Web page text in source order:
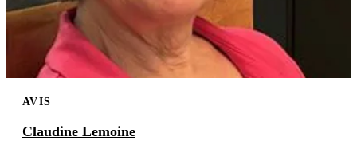
AVIS
Claudine Lemoine